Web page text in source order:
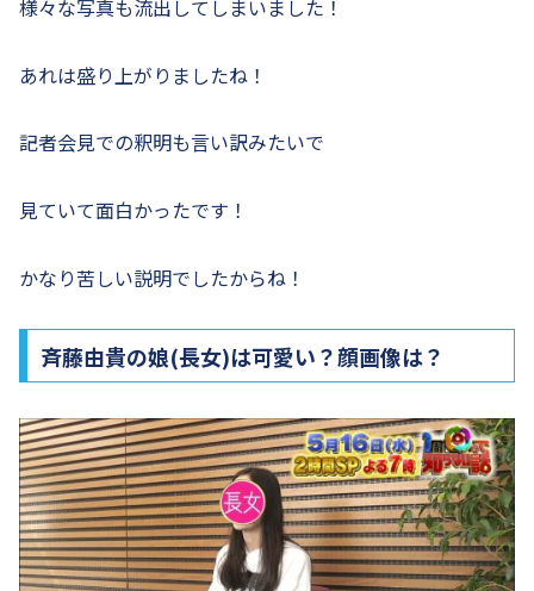
様々な写真も流出してしまいました！
あれは盛り上がりましたね！
記者会見での釈明も言い訳みたいで
見ていて面白かったです！
かなり苦しい説明でしたからね！
斉藤由貴の娘(長女)は可愛い？顔画像は？